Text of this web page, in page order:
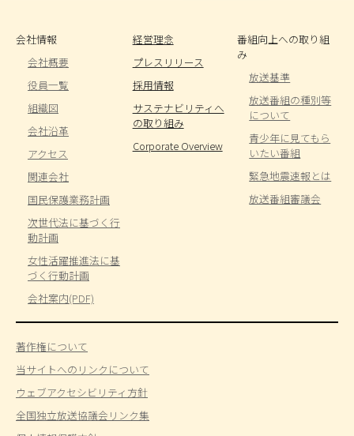
会社情報
会社概要
役員一覧
組織図
会社沿革
アクセス
関連会社
国民保護業務計画
次世代法に基づく行
動計画
女性活躍推進法に基
づく行動計画
会社案内(PDF)
経営理念
プレスリリース
採用情報
サステナビリティへ
の取り組み
Corporate Overview
番組向上への取り組
み
放送基準
放送番組の種別等
について
青少年に見てもら
いたい番組
緊急地震速報とは
放送番組審議会
著作権について
当サイトへのリンクについて
ウェブアクセシビリティ方針
全国独立放送協議会リンク集